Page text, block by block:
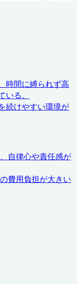
時間に縛られず高
る。
続けやすい環境が
自律心や責任感が
費用負担が大きい